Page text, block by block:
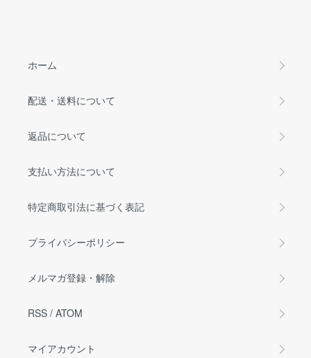
ホーム
配送・送料について
返品について
支払い方法について
特定商取引法に基づく表記
プライバシーポリシー
メルマガ登録・解除
RSS / ATOM
マイアカウント